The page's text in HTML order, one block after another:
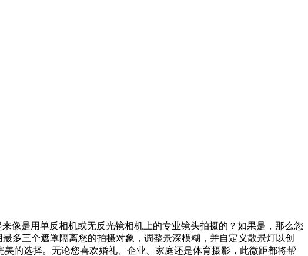
像是用单反相机或无反光镜相机上的专业镜头拍摄的？如果是，那么您
多三个遮罩隔离您的拍摄对象，调整景深模糊，并自定义散景灯以创
的选择。无论您喜欢婚礼、企业、家庭还是体育摄影，此微距都将帮